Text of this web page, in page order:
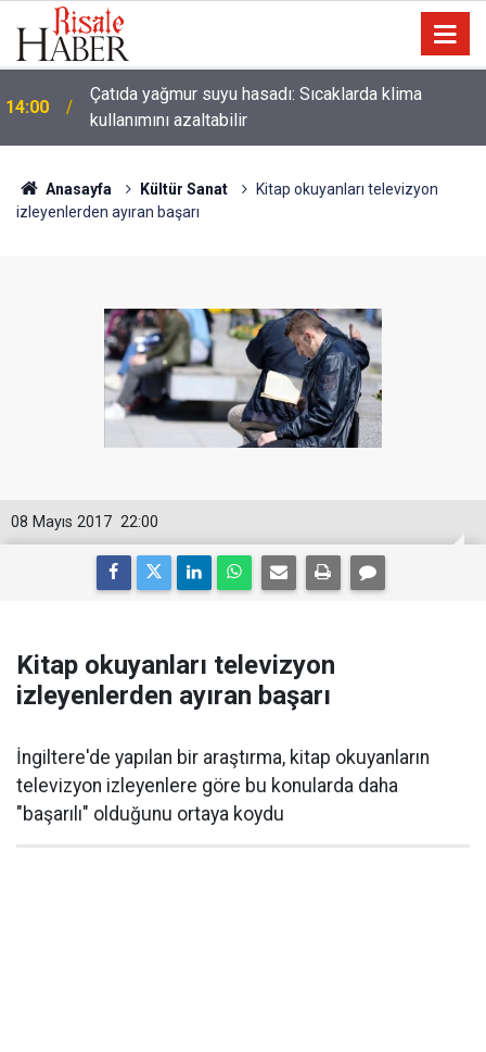
14:00
Çatıda yağmur suyu hasadı: Sıcaklarda klima
kullanımını azaltabilir
Anasayfa Kültür Sanat
Kitap okuyanları televizyon
izleyenlerden ayıran başarı
22:00
08 Mayıs 2017
Kitap okuyanları televizyon
izleyenlerden ayıran başarı
İngiltere'de yapılan bir araştırma, kitap okuyanların
televizyon izleyenlere göre bu konularda daha
"başarılı" olduğunu ortaya koydu